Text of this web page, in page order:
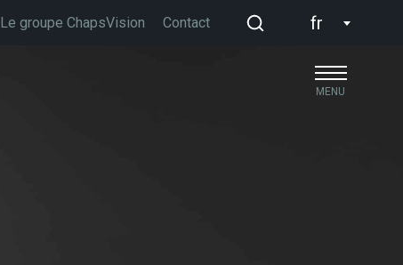
Le groupe ChapsVision Contact fr
MENU